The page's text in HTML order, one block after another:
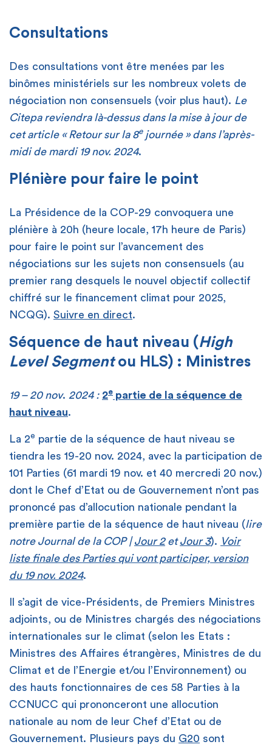
Consultations
Des consultations vont être menées par les
binômes ministériels sur les nombreux volets de
négociation non consensuels (voir plus haut). Le
Citepa reviendra là-dessus dans la mise à jour de
cet article « Retour sur la 8ejournée » dans l’après-
midi de mardi 19 nov. 2024.
Plénière pour faire le point
La Présidence de la COP-29 convoquera une
plénière à 20h (heure locale, 17h heure de Paris)
pour faire le point sur l’avancement des
négociations sur les sujets non consensuels (au
premier rang desquels le nouvel objectif collectif
chiffré sur le financement climat pour 2025,
NCQG). Suivre en direct.
Séquence de haut niveau (High
Level Segmentou HLS) : Ministres
19 – 20 nov. 2024 : 2e partie de la séquence de
haut niveau.
La 2e partie de la séquence de haut niveau se
tiendra les 19-20 nov. 2024, avec la participation de
101 Parties (61 mardi 19 nov. et 40 mercredi 20 nov.)
dont le Chef d’Etat ou de Gouvernement n’ont pas
prononcé pas d’allocution nationale pendant la
première partie de la séquence de haut niveau (lire
notre Journal de la COP |Jour 2etJour 3). Voir
liste finale des Parties qui vont participer, version
du 19 nov. 2024.
Il s’agit de vice-Présidents, de Premiers Ministres
adjoints, ou de Ministres chargés des négociations
internationales sur le climat (selon les Etats :
Ministres des Affaires étrangères, Ministres de du
Climat et de l’Energie et/ou l’Environnement) ou
des hauts fonctionnaires de ces 58 Parties à la
CCNUCC qui prononceront une allocution
nationale au nom de leur Chef d’Etat ou de
Gouvernement. Plusieurs pays du G20 sont